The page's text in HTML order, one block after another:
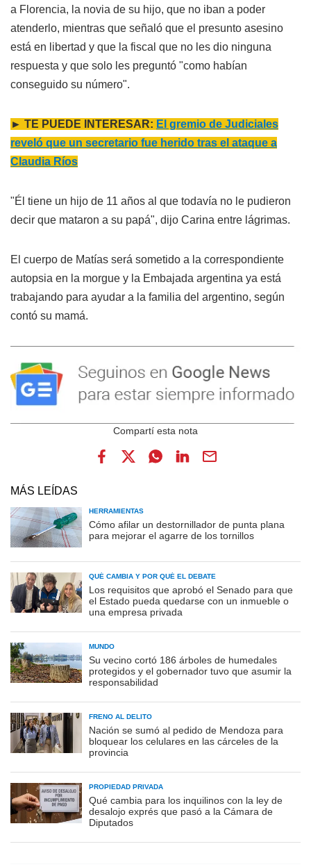
a Florencia, la novia de su hijo, que no iban a poder
atenderlo, mientras que señaló que el presunto asesino
está en libertad y que la fiscal que no les dio ninguna
respuesta y que solo les preguntó "como habían
conseguido su número".
► TE PUEDE INTERESAR: El gremio de Judiciales
reveló que un secretario fue herido tras el ataque a
Claudia Ríos
"Él tiene un hijo de 11 años al que todavía no le pudieron
decir que mataron a su papá", dijo Carina entre lágrimas.
El cuerpo de Matías será sometido a la correspondiente
autopsia en la morgue y la Embajada argentina ya está
trabajando para ayudar a la familia del argentino, según
contó su mamá.
MÁS LEÍDAS
HERRAMIENTAS
Cómo afilar un destornillador de punta plana
para mejorar el agarre de los tornillos
QUÉ CAMBIA Y POR QUÉ EL DEBATE
Los requisitos que aprobó el Senado para que
el Estado pueda quedarse con un inmueble o
una empresa privada
MUNDO
Su vecino cortó 186 árboles de humedales
protegidos y el gobernador tuvo que asumir la
responsabilidad
FRENO AL DELITO
Nación se sumó al pedido de Mendoza para
bloquear los celulares en las cárceles de la
provincia
PROPIEDAD PRIVADA
Qué cambia para los inquilinos con la ley de
desalojo exprés que pasó a la Cámara de
Diputados